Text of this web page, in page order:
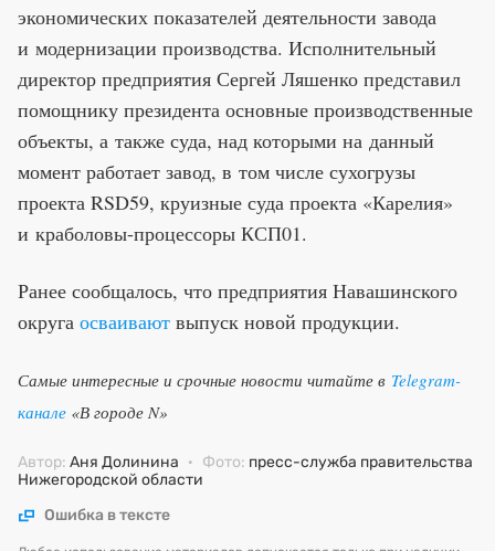
экономических показателей деятельности завода
и модернизации производства. Исполнительный
директор предприятия Сергей Ляшенко представил
помощнику президента основные производственные
объекты, а также суда, над которыми на данный
момент работает завод, в том числе сухогрузы
проекта RSD59, круизные суда проекта «Карелия»
и краболовы-процессоры КСП01.
Ранее сообщалось, что предприятия Навашинского
округа осваивают выпуск новой продукции.
Самые интересные и срочные новости читайте в Telegram-
канале «В городе N»
Автор: Аня Долинина · Фото: пресс-служба правительства
Нижегородской области
Ошибка в тексте